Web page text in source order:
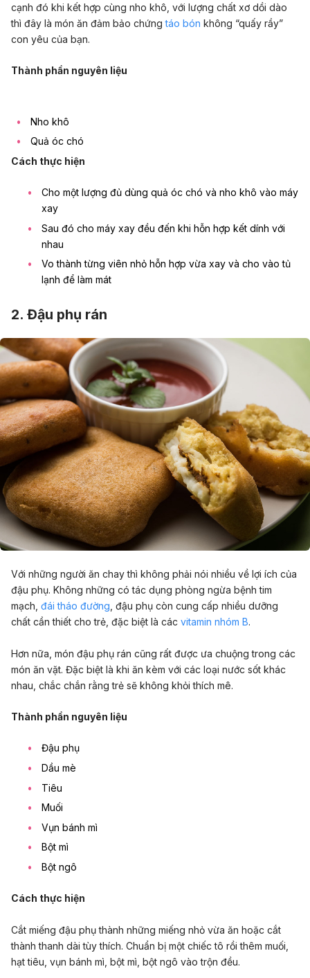
cạnh đó khi kết hợp cùng nho khô, với lượng chất xơ dồi dào
thì đây là món ăn đảm bảo chứngtáo bón không “quấy rầy”
con yêu của bạn.
Thành phần nguyên liệu
Nho khô
Quả óc chó
Cách thực hiện
Cho một lượng đủ dùng quả óc chó và nho khô vào máy
xay
Sau đó cho máy xay đều đến khi hỗn hợp kết dính với
nhau
Vo thành từng viên nhỏ hỗn hợp vừa xay và cho vào tủ
lạnh để làm mát
2. Đậu phụ rán
Với những người ăn chay thì không phải nói nhiều về lợi ích của
đậu phụ. Không những có tác dụng phòng ngừa bệnh tim
mạch, đái tháo đường , đậu phụ còn cung cấp nhiều dưỡng
chất cần thiết cho trẻ, đặc biệt là các vitamin nhóm B.
Hơn nữa, món đậu phụ rán cũng rất được ưa chuộng trong các
món ăn vặt. Đặc biệt là khi ăn kèm với các loại nước sốt khác
nhau, chắc chắn rằng trẻ sẽ không khỏi thích mê.
Thành phần nguyên liệu
Đậu phụ
Dầu mè
Tiêu
Muối
Vụn bánh mì
Bột mì
Bột ngô
Cách thực hiện
Cắt miếng đậu phụ thành những miếng nhỏ vừa ăn hoặc cắt
thành thanh dài tùy thích. Chuẩn bị một chiếc tô rồi thêm muối,
hạt tiêu, vụn bánh mì, bột mì, bột ngô vào trộn đều.